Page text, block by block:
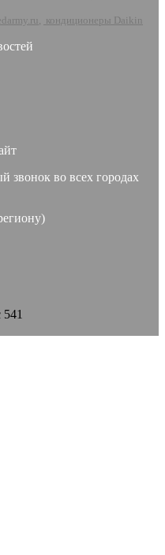
кондиционеры Daikin
звонок во всех городах